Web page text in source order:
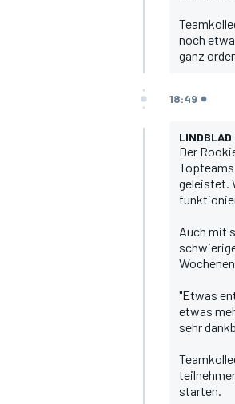
noch
ganz
18:49
LINDBLAD
Der
geleistet.
Auch mit
"Etwas
etwas
sehr
starten.